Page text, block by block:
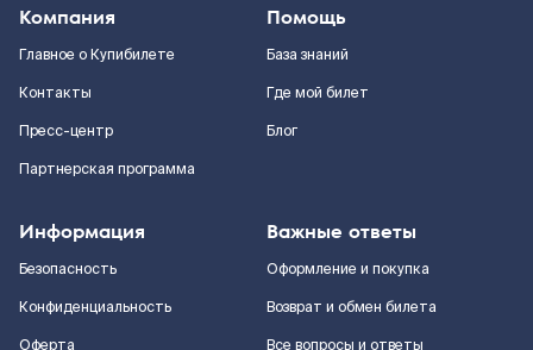
Компания
Главное о Купибилете
Контакты
Пресс-центр
Партнерская программа
Помощь
База знаний
Где мой билет
Блог
Информация
Безопасность
Конфиденциальность
Оферта
Важные ответы
Оформление и покупка
Возврат и обмен билета
Все вопросы и ответы